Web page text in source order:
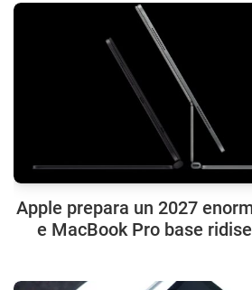
Apple prepara un 2027
e MacBook Pro base